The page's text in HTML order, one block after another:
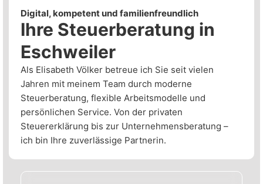
Digital, kompetent und familienfreundlich
Ihre Steuer­beratung in
Eschweiler
Als Elisabeth Völker betreue ich Sie seit vielen
Jahren mit meinem Team durch moderne
Steuerberatung, flexible Arbeitsmodelle und
persönlichen Service. Von der privaten
Steuererklärung bis zur Unternehmensberatung –
ich bin Ihre zuverlässige Partnerin.